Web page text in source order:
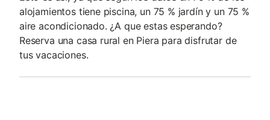
alojamientos tiene piscina, un 75 % jardín y un 75 %
aire acondicionado. ¿A que estas esperando?
Reserva una casa rural en Piera para disfrutar de
tus vacaciones.